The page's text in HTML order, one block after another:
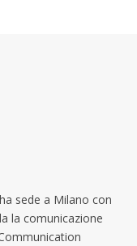
sede a Milano con
la comunicazione